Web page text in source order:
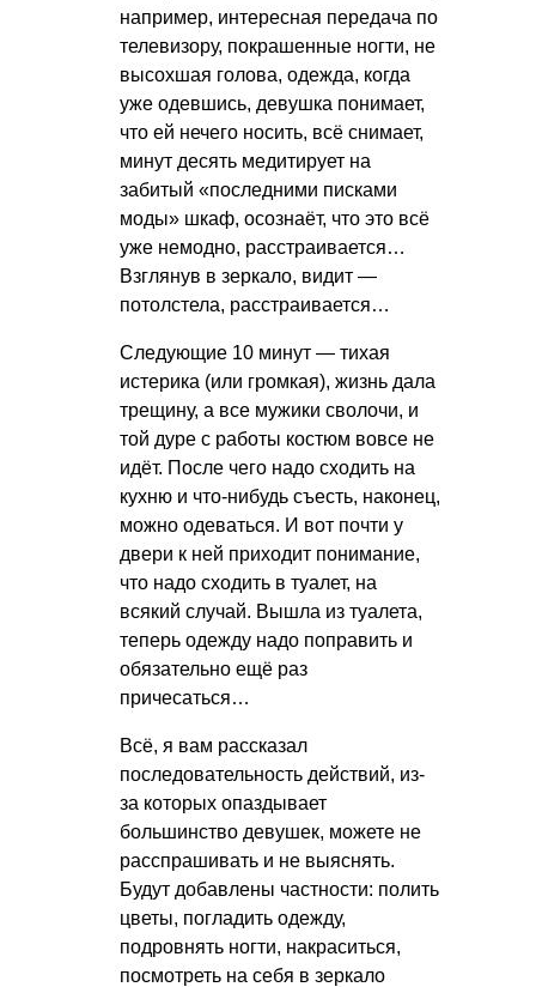
например, интересная передача по
телевизору, покрашенные ногти, не
высохшая голова, одежда, когда
уже одевшись, девушка понимает,
что ей нечего носить, всё снимает,
минут десять медитирует на
забитый «последними писками
моды» шкаф, осознаёт, что это всё
уже немодно, расстраивается…
Взглянув в зеркало, видит —
потолстела, расстраивается…
Следующие 10 минут — тихая
истерика (или громкая), жизнь дала
трещину, а все мужики сволочи, и
той дуре с работы костюм вовсе не
идёт. После чего надо сходить на
кухню и что-нибудь съесть, наконец,
можно одеваться. И вот почти у
двери к ней приходит понимание,
что надо сходить в туалет, на
всякий случай. Вышла из туалета,
теперь одежду надо поправить и
обязательно ещё раз
причесаться…
Всё, я вам рассказал
последовательность действий, из-
за которых опаздывает
большинство девушек, можете не
расспрашивать и не выяснять.
Будут добавлены частности: полить
цветы, погладить одежду,
подровнять ногти, накраситься,
посмотреть на себя в зеркало